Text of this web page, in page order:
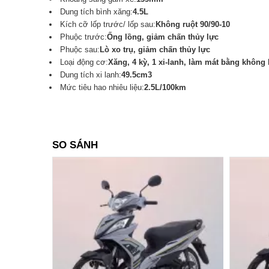
Dung tích bình xăng:4.5L
Kích cỡ lốp trước/ lốp sau: Không ruột 90/90-10
Phuộc trước:Ống lồng, giảm chấn thủy lực
Phuộc sau: Lò xo trụ, giảm chấn thủy lực
Loại động cơ:Xăng, 4 kỳ, 1 xi-lanh, làm mát bằng không
Dung tích xi lanh:49.5cm3
Mức tiêu hao nhiêu liệu:2.5L/100km
SO SÁNH